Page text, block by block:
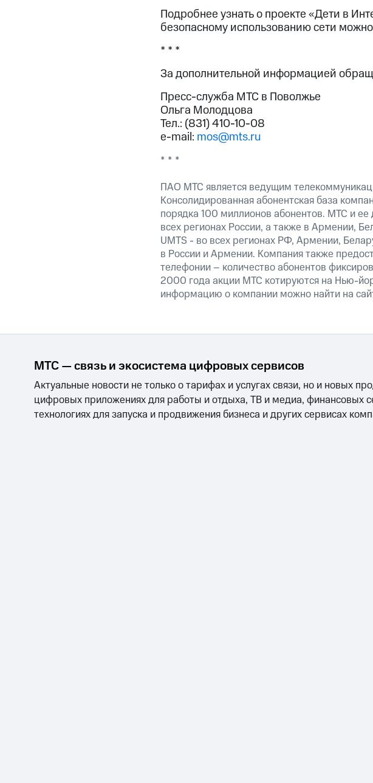
Подробнее узнать о проекте «Дети в
безопасному использованию сети
* * *
За дополнительной информацией
Пресс-служба МТС в Поволжье
Ольга Молодцова
Тел.: (831) 410-10-08
e-mail: mos@mts.ru
* * *
ПАО МТС является ведущим
Консолидированная абонентская база
порядка 100 миллионов абонентов. МТС и
всех регионах России, а также в Армении,
UMTS - во всех регионах РФ, Армении,
в России и Армении. Компания также
телефонии – количество абонентов
2000 года акции МТС котируются на Нью-
информацию о компании можно найти на
МТС — связь и экосистема цифровых сервисов
Актуальные новости не только о тарифах и услугах связи, но и новых
цифровых приложениях для работы и отдыха, ТВ и медиа, финансовых
технологиях для запуска и продвижения бизнеса и других сервисах